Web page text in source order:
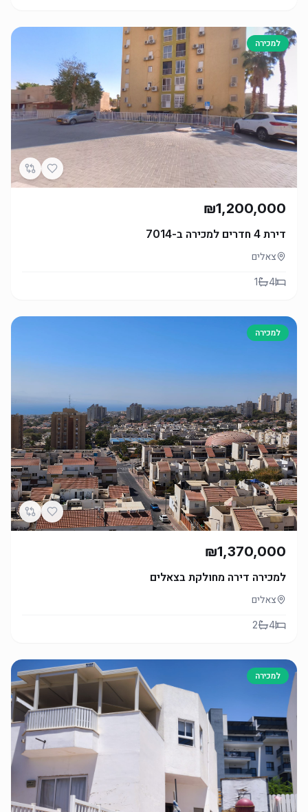
למכירה
₪1,200,000
דירת 4 חדרים למכירה ב-7014
צאלים
4
1
למכירה
₪1,370,000
למכירה דירה מחולקת בצאלים
צאלים
4
2
למכירה